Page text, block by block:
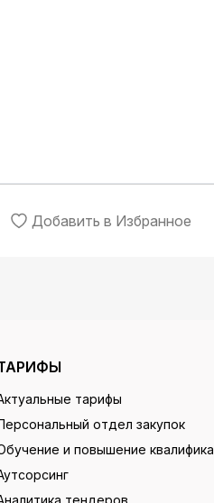
Добавить в Избранное
тарифы
отдел закупок
и повышение
тендеров